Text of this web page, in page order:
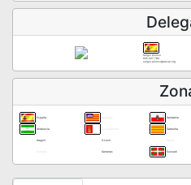
Sergio Alonso
635.227.784
sergio.alonso@aecar.org
España Cantabria
Andalucía Cataluña
Aragon C.Leon
Canarias Euskadi